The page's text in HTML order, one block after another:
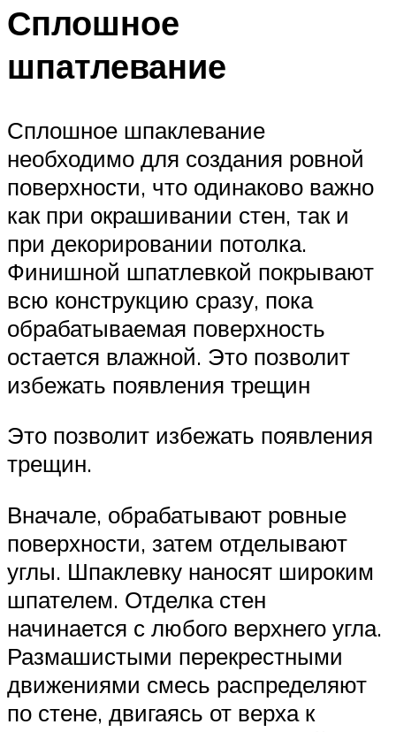
Сплошное
шпатлевание
Сплошное шпаклевание
необходимо для создания ровной
поверхности, что одинаково важно
как при окрашивании стен, так и
при декорировании потолка.
Финишной шпатлевкой покрывают
всю конструкцию сразу, пока
обрабатываемая поверхность
остается влажной. Это позволит
избежать появления трещин
Это позволит избежать появления
трещин.
Вначале, обрабатывают ровные
поверхности, затем отделывают
углы. Шпаклевку наносят широким
шпателем. Отделка стен
начинается с любого верхнего угла.
Размашистыми перекрестными
движениями смесь распределяют
по стене, двигаясь от верха к